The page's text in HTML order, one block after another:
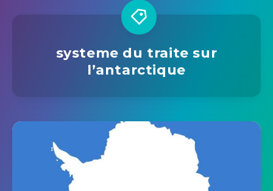
systeme du traite sur
l’antarctique